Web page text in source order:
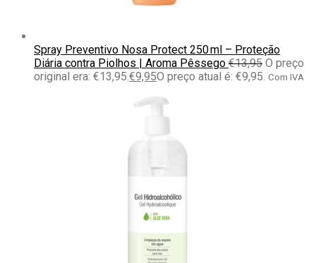
Spray Preventivo Nosa Protect 250 ml – Proteção
Diária contra Piolhos | Aroma Pêssego €13,95 O preço
original era: €13,95. €9,95O preço atual é: €9,95. Com IVA